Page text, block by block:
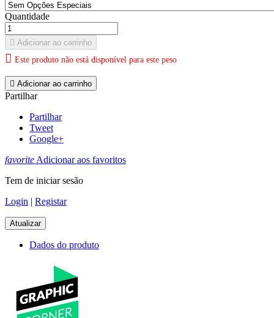
Quantidade
 Adicionar ao carrinho
 Este produto não está disponível para este peso
 Adicionar ao carrinho
Partilhar
Partilhar
Tweet
Google+
favoriteAdicionar aos favoritos
Tem de iniciar sesão
Login | Registar
Dados do produto